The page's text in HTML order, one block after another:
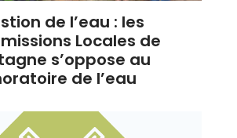
de l’eau : les
Locales de
s’oppose au
de l’eau